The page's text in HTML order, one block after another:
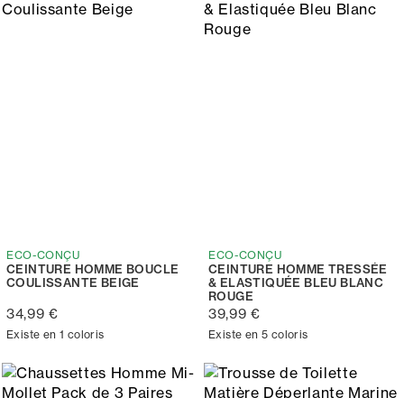
ECO-CONÇU
CEINTURE HOMME BOUCLE
COULISSANTE BEIGE
34,99 €
Existe en 1 coloris
ECO-CONÇU
CEINTURE HOMME TRESSÉE
& ELASTIQUÉE BLEU BLANC
ROUGE
39,99 €
Existe en 5 coloris